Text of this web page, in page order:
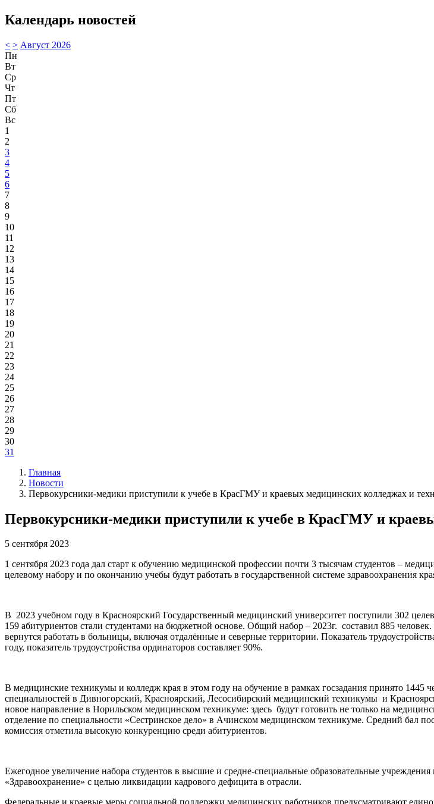
Календарь новостей
< > Август 2026
Пн
Вт
Ср
Чт
Пт
Сб
Вс
1
2
3
4
5
6
7
8
9
10
11
12
13
14
15
16
17
18
19
20
21
22
23
24
25
26
27
28
29
30
31
Главная
Новости
Первокурсники-медики приступили к учебе в КрасГМУ и краевых медицинских колледжах и
Первокурсники-медики приступили к учебе в КрасГМУ и
5 сентября 2023
1 сентября 2023 года дал старт к обучению медицинской профессии почти 3 тысячам студентов –
целевому набору и по окончанию учебы будут работать в государственной системе здравоохранения
В 2023 учебном году в Красноярский Государственный медицинский университет поступили 302
159 абитуриентов стали студентами на бюджетной основе. Общий набор – 2023г. составил 885
вернутся работать в больницы, включая отдалённые и северные территории. Показатель
году, показатель трудоустройства ординаторов составляет 90%.
В медицинские техникумы и колледж края в этом году на обучение в рамках госзадания принято
специальностей в Дивногорский, Красноярский, Лесосибирский медицинский техникумы и
новое направление в Норильском медицинском техникуме: здесь будут готовить не только на
отделение по специальности «Сестринское дело» в Ачинском медицинском техникуме. Средний бал
комиссия отметила высокую конкуренцию среди абитуриентов.
Ежегодное увеличение набора студентов в высшие и средне-специальные образовательные
«Здравоохранение» с целью ликвидации кадрового дефицита в отрасли.